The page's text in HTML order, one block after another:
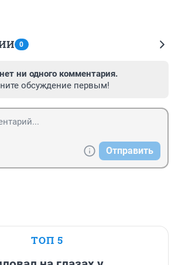
0
ни одного комментария.
обсуждение первым!
Отправить
ТОП 5